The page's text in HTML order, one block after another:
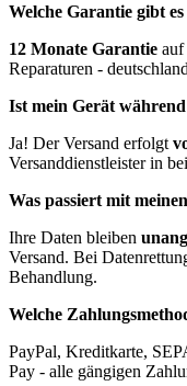
Welche Garantie gibt
12 Monate Garantie auf
Reparaturen -
Ist mein Gerät
Ja! Der Versand erfolgt
Versanddienstleister in
Was passiert mit
Ihre Daten bleiben
Versand. Bei
Behandlung.
Welche
PayPal, Kreditkarte,
Pay - alle gängigen